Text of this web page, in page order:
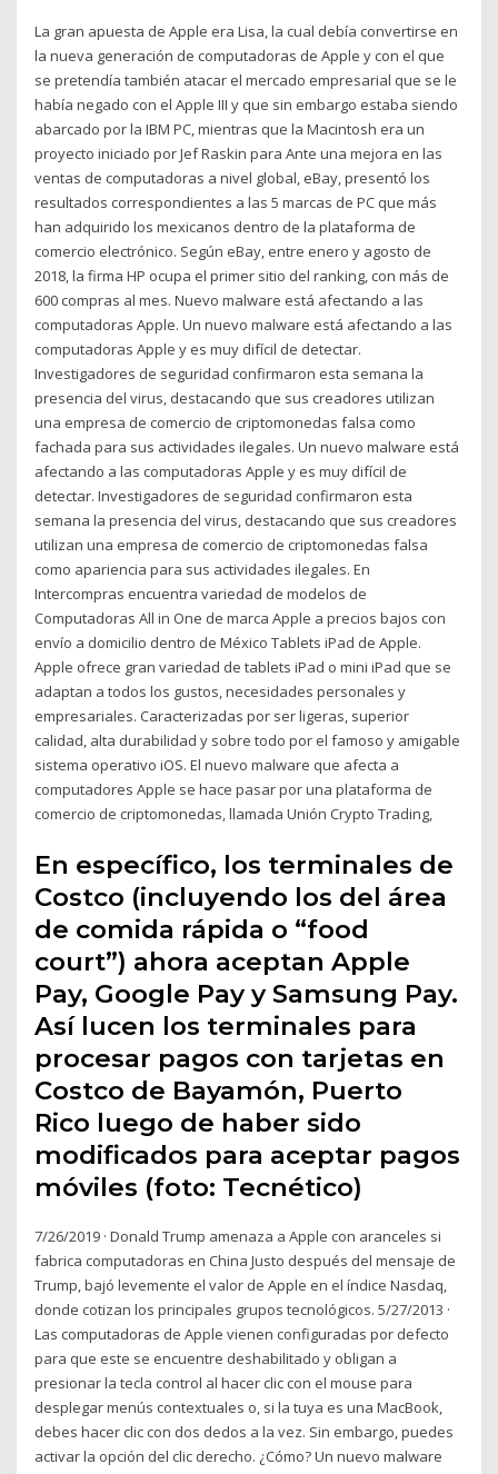
La gran apuesta de Apple era Lisa, la cual debía convertirse en
la nueva generación de computadoras de Apple y con el que
se pretendía también atacar el mercado empresarial que se le
había negado con el Apple III y que sin embargo estaba siendo
abarcado por la IBM PC, mientras que la Macintosh era un
proyecto iniciado por Jef Raskin para Ante una mejora en las
ventas de computadoras a nivel global, eBay, presentó los
resultados correspondientes a las 5 marcas de PC que más
han adquirido los mexicanos dentro de la plataforma de
comercio electrónico. Según eBay, entre enero y agosto de
2018, la firma HP ocupa el primer sitio del ranking, con más de
600 compras al mes. Nuevo malware está afectando a las
computadoras Apple. Un nuevo malware está afectando a las
computadoras Apple y es muy difícil de detectar.
Investigadores de seguridad confirmaron esta semana la
presencia del virus, destacando que sus creadores utilizan
una empresa de comercio de criptomonedas falsa como
fachada para sus actividades ilegales. Un nuevo malware está
afectando a las computadoras Apple y es muy difícil de
detectar. Investigadores de seguridad confirmaron esta
semana la presencia del virus, destacando que sus creadores
utilizan una empresa de comercio de criptomonedas falsa
como apariencia para sus actividades ilegales. En
Intercompras encuentra variedad de modelos de
Computadoras All in One de marca Apple a precios bajos con
envío a domicilio dentro de México Tablets iPad de Apple.
Apple ofrece gran variedad de tablets iPad o mini iPad que se
adaptan a todos los gustos, necesidades personales y
empresariales. Caracterizadas por ser ligeras, superior
calidad, alta durabilidad y sobre todo por el famoso y amigable
sistema operativo iOS. El nuevo malware que afecta a
computadores Apple se hace pasar por una plataforma de
comercio de criptomonedas, llamada Unión Crypto Trading,
En específico, los terminales de
Costco (incluyendo los del área
de comida rápida o “food
court”) ahora aceptan Apple
Pay, Google Pay y Samsung Pay.
Así lucen los terminales para
procesar pagos con tarjetas en
Costco de Bayamón, Puerto
Rico luego de haber sido
modificados para aceptar pagos
móviles (foto: Tecnético)
7/26/2019 · Donald Trump amenaza a Apple con aranceles si
fabrica computadoras en China Justo después del mensaje de
Trump, bajó levemente el valor de Apple en el índice Nasdaq,
donde cotizan los principales grupos tecnológicos. 5/27/2013 ·
Las computadoras de Apple vienen configuradas por defecto
para que este se encuentre deshabilitado y obligan a
presionar la tecla control al hacer clic con el mouse para
desplegar menús contextuales o, si la tuya es una MacBook,
debes hacer clic con dos dedos a la vez. Sin embargo, puedes
activar la opción del clic derecho. ¿Cómo? Un nuevo malware